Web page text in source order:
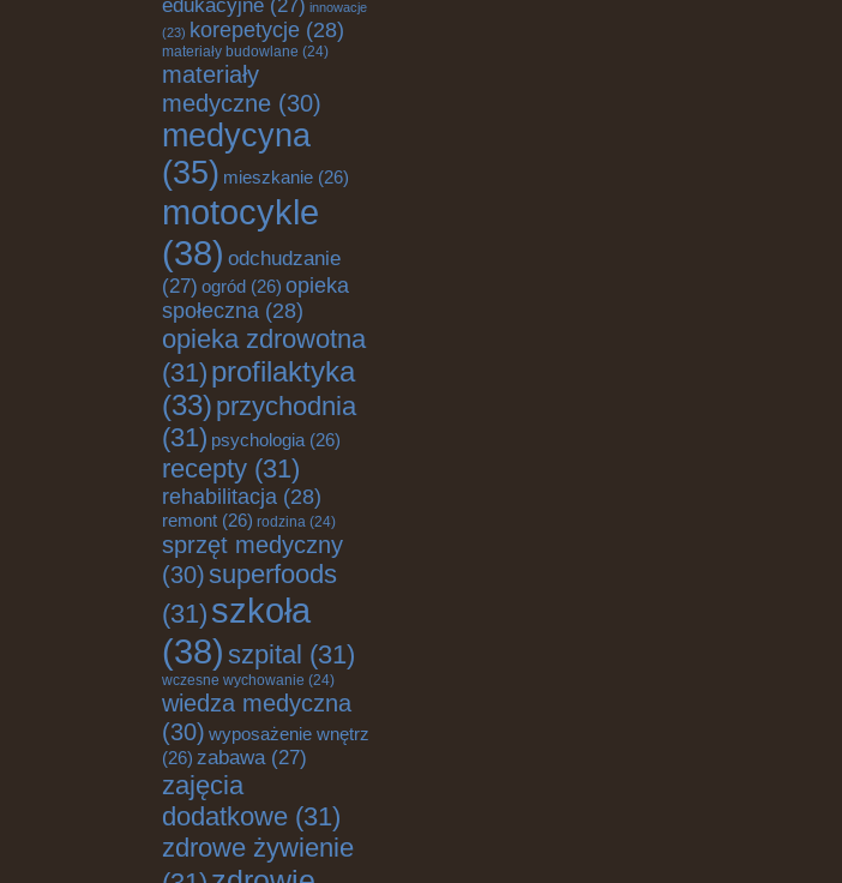
edukacyjne (27) innowacje
(23) korepetycje (28)
materiały budowlane (24)
materiały
medyczne (30)
medycyna
(35) mieszkanie (26)
motocykle
(38) odchudzanie
(27) ogród (26) opieka
społeczna (28)
opieka zdrowotna
(31) profilaktyka
(33) przychodnia
(31) psychologia (26)
recepty (31)
rehabilitacja (28)
remont (26) rodzina (24)
sprzęt medyczny
(30)superfoods
(31) szkoła
(38) szpital (31)
wczesne wychowanie (24)
wiedza medyczna
(30) wyposażenie wnętrz
(26) zabawa(27)
zajęcia
dodatkowe (31)
zdrowe żywienie